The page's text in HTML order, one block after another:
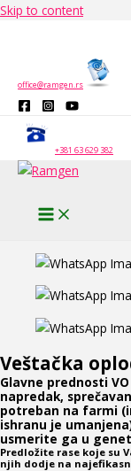
Skip to content
office@ramgen.rs
+381 63 629 382
Veštačka
Glavne prednosti
napredak,
potreban na farmi
ishranu je
usmerite ga u
Predložite rase koje su
njih dodje na